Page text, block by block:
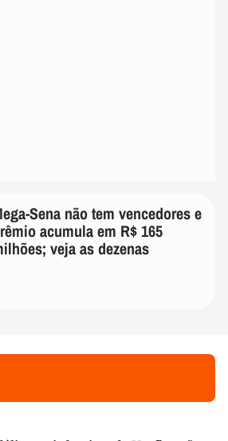
Sena não tem vencedores e
acumula em R$ 165
veja as dezenas